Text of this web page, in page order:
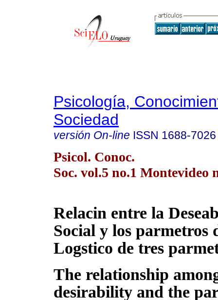
Psicología,
Sociedad
versión On-line ISSN 1688-7026
Psicol. Conoc.
Soc. vol.5 no.1 Montevideo
Relacin entre la
Social y los parmetros
Logstico de tres
The relationship
desirability and the